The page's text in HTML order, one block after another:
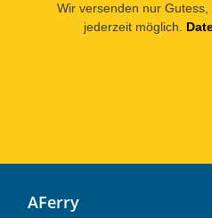
Wir versenden nur
jederzeit möglich.
AFerry